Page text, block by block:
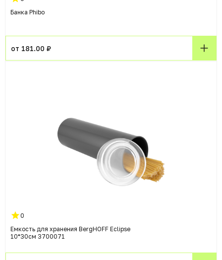
Банка Phibo
от 181.00 ₽
0
Емкость для хранения BergHOFF Eclipse
10*30см 3700071